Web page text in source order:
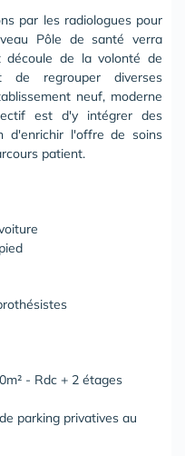
par les radiologues pour
Pôle de santé verra
découle de la volonté de
de regrouper diverses
neuf, moderne
est d'y intégrer des
d'enrichir l'offre de soins
patient.
- Rdc + 2 étages
parking privatives au